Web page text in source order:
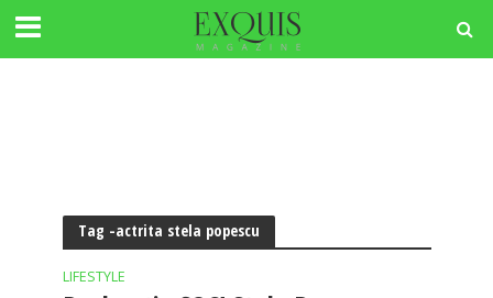
Tag -actrita stela popescu
LIFESTYLE